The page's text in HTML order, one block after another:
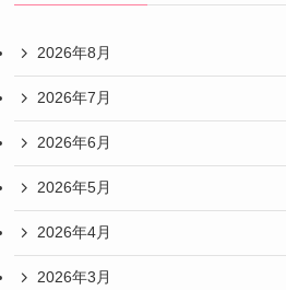
2026年8月
2026年7月
2026年6月
2026年5月
2026年4月
2026年3月